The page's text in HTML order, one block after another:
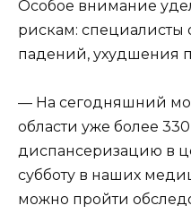
Особое внимание
рискам: специалисты
падений, ухудшения
— На сегодняшний
области уже более
диспансеризацию в
субботу в наших
можно пройти